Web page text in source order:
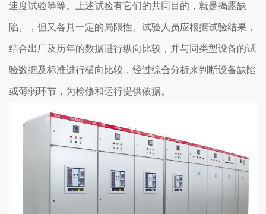
速度试验等等。上述试验有它们的共同目的，就是揭露缺
陷。，但又各具一定的局限性。试验人员应根据试验结果，
结合出厂及历年的数据进行纵向比较，并与同类型设备的试
验数据及标准进行横向比较，经过综合分析来判断设备缺陷
或薄弱环节，为检修和运行提供依据。